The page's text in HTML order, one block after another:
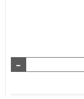
-